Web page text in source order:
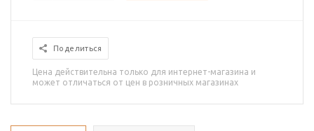
Поделиться
Цена действительна только для интернет-магазина и
может отличаться от цен в розничных магазинах